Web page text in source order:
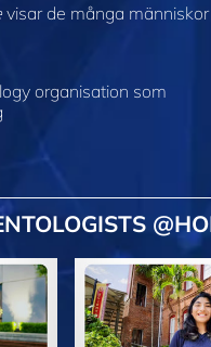
visar de många
organisation som